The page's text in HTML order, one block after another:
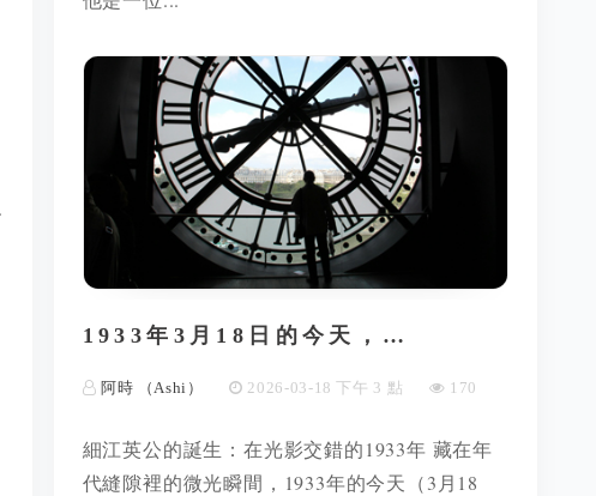
1933年3月18日的今天，…
阿時 （Ashi） 2026-03-18 下午 3 點 170
細江英公的誕生：在光影交錯的1933年 藏在年
代縫隙裡的微光瞬間，1933年的今天（3月18